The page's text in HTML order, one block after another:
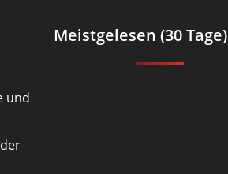
und
Meistgelesen (30 Tage)